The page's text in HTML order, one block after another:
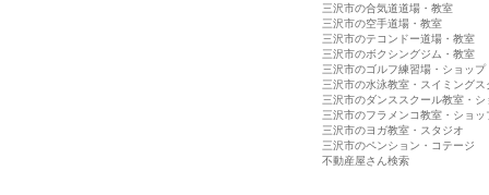
三沢市の合気道道場・教室
三沢市の空手道場・教室
三沢市のテコンドー道場・教室
三沢市のボクシングジム・教室
三沢市のゴルフ練習場・ショップ
三沢市の水泳教室・スイミングス
三沢市のダンススクール教室・シ
三沢市のフラメンコ教室・ショッ
三沢市のヨガ教室・スタジオ
三沢市のペンション・コテージ
不動産屋さん検索